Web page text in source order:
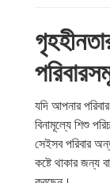
যদি আপনার
বিনামূল্যে শিশু
সেইসব পরিবার
কষ্টে থাকার জন্য